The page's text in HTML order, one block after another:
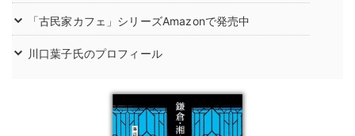
「古民家カフェ」シリーズAmazonで発売中
川口葉子氏のプロフィール